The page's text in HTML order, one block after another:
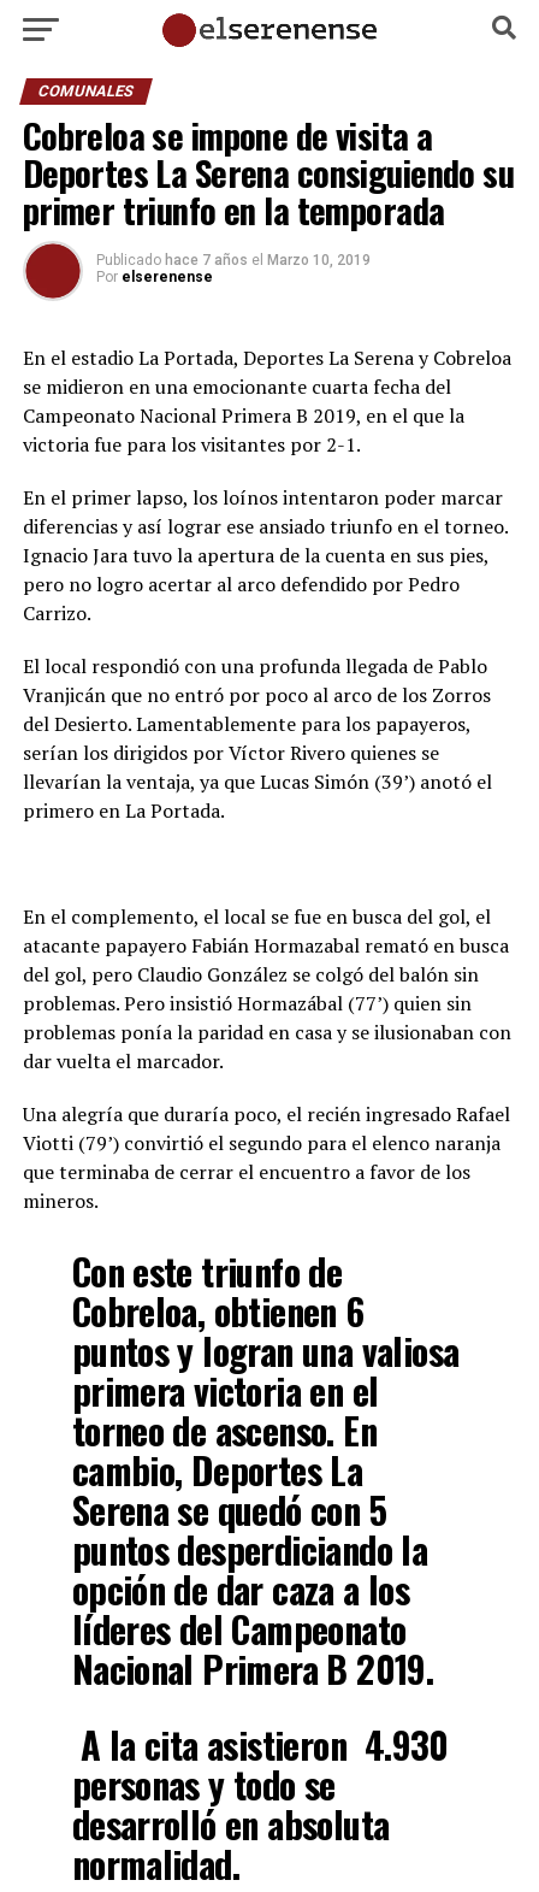
COMUNALES
Cobreloa se impone de visita a
Deportes La Serena consiguiendo su
primer triunfo en la temporada
Publicado hace 7 años el Marzo 10, 2019
Por elserenense
En el estadio La Portada, Deportes La Serena y Cobreloa
se midieron en una emocionante cuarta fecha del
Campeonato Nacional Primera B 2019, en el que la
victoria fue para los visitantes por 2-1.
En el primer lapso, los loínos intentaron poder marcar
diferencias y así lograr ese ansiado triunfo en el torneo.
Ignacio Jara tuvo la apertura de la cuenta en sus pies,
pero no logro acertar al arco defendido por Pedro
Carrizo.
El local respondió con una profunda llegada de Pablo
Vranjicán que no entró por poco al arco de los Zorros
del Desierto. Lamentablemente para los papayeros,
serían los dirigidos por Víctor Rivero quienes se
llevarían la ventaja, ya que Lucas Simón (39’) anotó el
primero en La Portada.
En el complemento, el local se fue en busca del gol, el
atacante papayero Fabián Hormazabal remató en busca
del gol, pero Claudio González se colgó del balón sin
problemas. Pero insistió Hormazábal (77’) quien sin
problemas ponía la paridad en casa y se ilusionaban con
dar vuelta el marcador.
Una alegría que duraría poco, el recién ingresado Rafael
Viotti (79’) convirtió el segundo para el elenco naranja
que terminaba de cerrar el encuentro a favor de los
mineros.
Con este triunfo de
Cobreloa, obtienen 6
puntos y logran una valiosa
primera victoria en el
torneo de ascenso. En
cambio, Deportes La
Serena se quedó con 5
puntos desperdiciando la
opción de dar caza a los
líderes del Campeonato
Nacional Primera B 2019.
A la cita asistieron 4.930
personas y todo se
desarrolló en absoluta
normalidad.